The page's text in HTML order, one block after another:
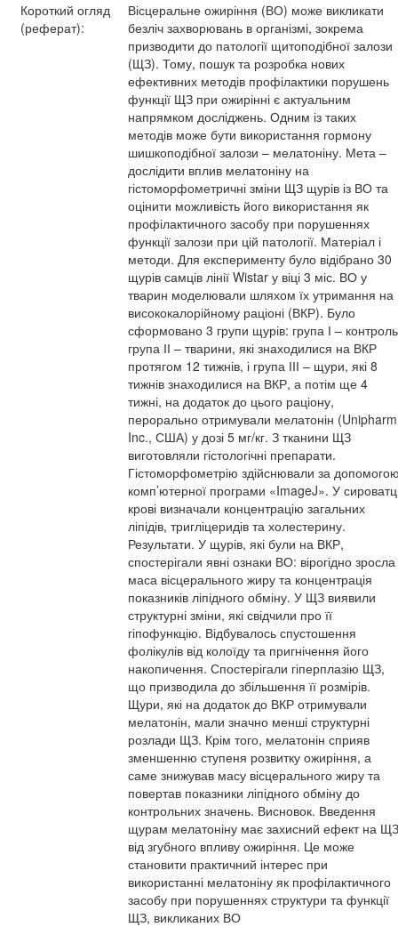
Короткий огляд
(реферат):
Вісцеральне ожиріння (ВО) може викликати
безліч захворювань в організмі, зокрема
призводити до патології щитоподібної залози
(ЩЗ). Тому, пошук та розробка нових
ефективних методів профілактики порушень
функції ЩЗ при ожирінні є актуальним
напрямком досліджень. Одним із таких
методів може бути використання гормону
шишкоподібної залози – мелатоніну. Мета –
дослідити вплив мелатоніну на
гістоморфометричні зміни ЩЗ щурів із ВО та
оцінити можливість його використання як
профілактичного засобу при порушеннях
функції залози при цій патології. Матеріал і
методи. Для експерименту було відібрано 30
щурів самців лінії Wistar у віці 3 міс. ВО у
тварин моделювали шляхом їх утримання на
висококалорійному раціоні (ВКР). Було
сформовано 3 групи щурів: група І –
група ІІ – тварини, які знаходилися на ВКР
протягом 12 тижнів, і група ІІІ – щури, які 8
тижнів знаходилися на ВКР, а потім ще 4
тижні, на додаток до цього раціону,
перорально отримували мелатонін (Unipharm
Inc., США) у дозі 5 мг/кг. З тканини ЩЗ
виготовляли гістологічні препарати.
Гістоморфометрію здійснювали за
комп’ютерної програми «ImageJ». У
крові визначали концентрацію загальних
ліпідів, тригліцеридів та холестерину.
Результати. У щурів, які були на ВКР,
спостерігали явні ознаки ВО: вірогідно зросла
маса вісцерального жиру та концентрація
показників ліпідного обміну. У ЩЗ виявили
структурні зміни, які свідчили про її
гіпофункцію. Відбувалось спустошення
фолікулів від колоїду та пригнічення його
накопичення. Спостерігали гіперплазію ЩЗ,
що призводила до збільшення її розмірів.
Щури, які на додаток до ВКР отримували
мелатонін, мали значно менші структурні
розлади ЩЗ. Крім того, мелатонін сприяв
зменшенню ступеня розвитку ожиріння, а
саме знижував масу вісцерального жиру та
повертав показники ліпідного обміну до
контрольних значень. Висновок. Введення
щурам мелатоніну має захисний ефект на ЩЗ
від згубного впливу ожиріння. Це може
становити практичний інтерес при
використанні мелатоніну як профілактичного
засобу при порушеннях структури та функції
ЩЗ, викликаних ВО